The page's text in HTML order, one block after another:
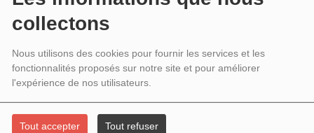
collectons
Nous utilisons des cookies pour fournir les services et les
fonctionnalités proposés sur notre site et pour améliorer
l'expérience de nos utilisateurs.
Tout accepter Tout refuser
LITTÉRATURE